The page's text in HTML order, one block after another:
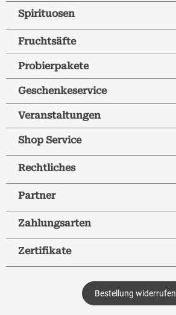
Spirituosen
Fruchtsäfte
Probierpakete
Geschenkeservice
Veranstaltungen
Shop Service
Rechtliches
Partner
Zahlungsarten
Zertifikate
Bestellung widerrufen